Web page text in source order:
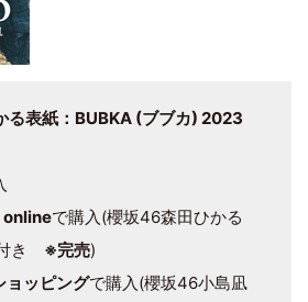
る表紙：BUBKA (ブブカ) 2023
onlineで購入(櫻坂46森田ひかる
き ※完売)
ョッピングで購入(櫻坂46小島凪